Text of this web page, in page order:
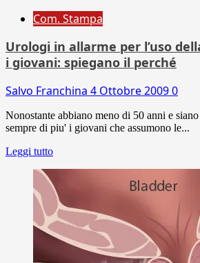
Com. Stampa
Urologi in allarme per l’uso
i giovani: spiegano il perché
Salvo Franchina 4 Ottobre 20090
Nonostante abbiano meno di 50 anni e
sempre di piu' i giovani che assumono le...
Leggi tutto